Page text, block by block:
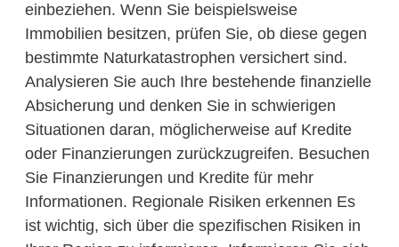
einbeziehen. Wenn Sie beispielsweise
Immobilien besitzen, prüfen Sie, ob diese gegen
bestimmte Naturkatastrophen versichert sind.
Analysieren Sie auch Ihre bestehende finanzielle
Absicherung und denken Sie in schwierigen
Situationen daran, möglicherweise auf Kredite
oder Finanzierungen zurückzugreifen. Besuchen
Sie Finanzierungen und Kredite für mehr
Informationen. Regionale Risiken erkennen Es
ist wichtig, sich über die spezifischen Risiken in